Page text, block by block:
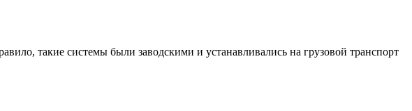
такие системы были заводскими и устанавливались на грузовой транспорт